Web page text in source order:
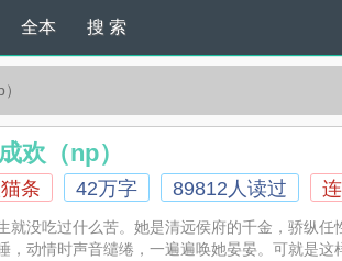
全本 搜 索
欢（np）
条 42万字 89812人读过
就没吃过什么苦。她是清远侯府的千金，骄纵
，动情时声音缱绻，一遍遍唤她晏晏。可就是